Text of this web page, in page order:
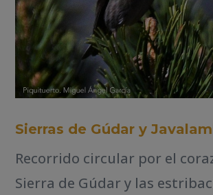
Sierras de Gúdar y
Recorrido circular por el
Sierra de Gúdar y las